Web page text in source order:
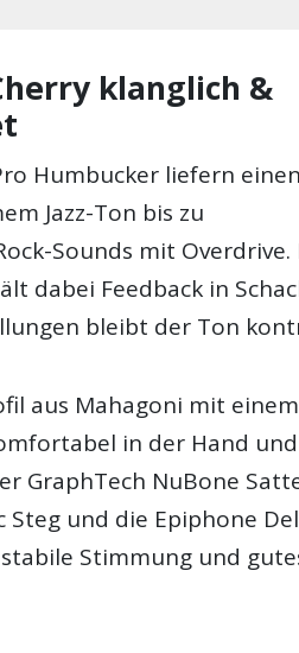
klanglich &
Humbucker liefern
Jazz-Ton bis zu
Sounds mit Overdrive.
dabei Feedback in
bleibt der Ton
aus Mahagoni mit
in der Hand
GraphTech NuBone
Steg und die Epiphone
Stimmung und